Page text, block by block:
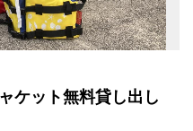
ケット無料貸し出し